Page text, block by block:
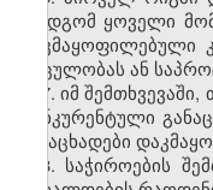
შემდგომ ყოველი
დაკმაყოფილებული
მოცულობას ან
7. იმ
კონკურენტული
განაცხადები
8. საჭიროების